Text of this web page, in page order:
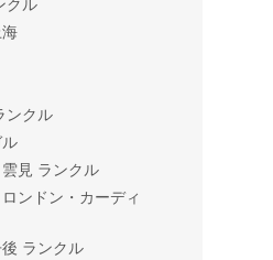
クル
ンクル
見 ランクル
ンドン・カーディ
ランクル